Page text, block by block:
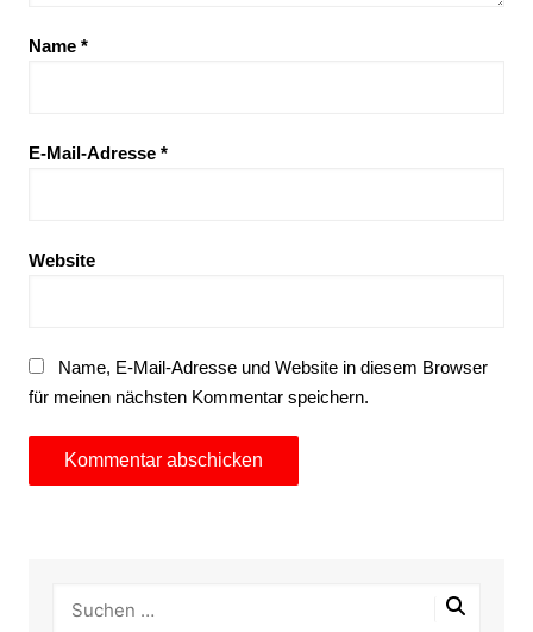
Name *
E-Mail-Adresse *
Website
Name, E-Mail-Adresse und Website in diesem Browser
für meinen nächsten Kommentar speichern.